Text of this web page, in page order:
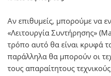
Αν επιθυμείς, μπορούμε να
«Λειτουργία Συντήρησης»
τρόπο αυτό θα είναι κρυφά
παράλληλα θα μπορούν οι
τους απαραίτητους